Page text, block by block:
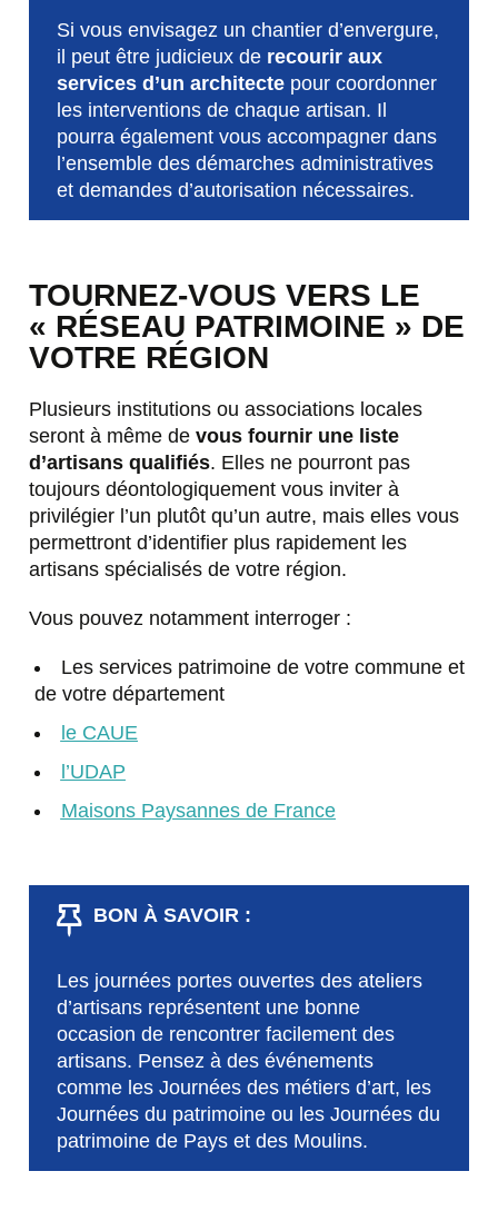
Si vous envisagez un chantier d’envergure,
il peut être judicieux de recourir aux
services d’un architecte pour coordonner
les interventions de chaque artisan. Il
pourra également vous accompagner dans
l’ensemble des démarches administratives
et demandes d’autorisation nécessaires.
TOURNEZ-VOUS VERS LE
« RÉSEAU PATRIMOINE » DE
VOTRE RÉGION
Plusieurs institutions ou associations locales
seront à même de vous fournir une liste
d’artisans qualifiés. Elles ne pourront pas
toujours déontologiquement vous inviter à
privilégier l’un plutôt qu’un autre, mais elles vous
permettront d’identifier plus rapidement les
artisans spécialisés de votre région.
Vous pouvez notamment interroger :
Les services patrimoine de votre commune et
de votre département
le CAUE
l’UDAP
Maisons Paysannes de France
BON À SAVOIR :
Les journées portes ouvertes des ateliers
d’artisans représentent une bonne
occasion de rencontrer facilement des
artisans. Pensez à des événements
comme les Journées des métiers d’art, les
Journées du patrimoine ou les Journées du
patrimoine de Pays et des Moulins.